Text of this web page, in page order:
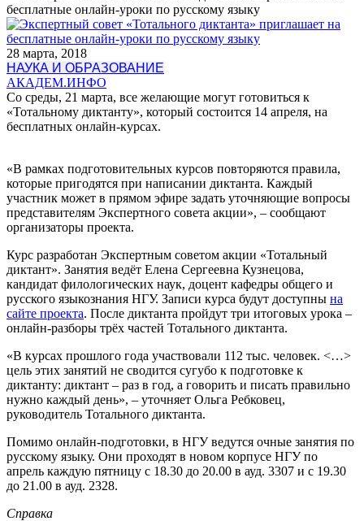
бесплатные онлайн-уроки по русскому языку
28 марта, 2018
НАУКА И ОБРАЗОВАНИЕ
АКАДЕМ.ИНФО
Со среды, 21 марта, все желающие могут готовиться к
«Тотальному диктанту», который состоится 14 апреля, на
бесплатных онлайн-курсах.
«В рамках подготовительных курсов повторяются правила,
которые пригодятся при написании диктанта. Каждый
участник может в прямом эфире задать уточняющие вопросы
представителям Экспертного совета акции», – сообщают
организаторы проекта.
Курс разработан Экспертным советом акции «Тотальный
диктант». Занятия ведёт Елена Сергеевна Кузнецова,
кандидат филологических наук, доцент кафедры общего и
русского языкознания НГУ. Записи курса будут доступны на
сайте проекта. После диктанта пройдут три итоговых урока –
онлайн-разборы трёх частей Тотального диктанта.
«В курсах прошлого года участвовали 112 тыс. человек. <…>
цель этих занятий не сводится сугубо к подготовке к
диктанту: диктант – раз в год, а говорить и писать правильно
нужно каждый день», – уточняет Ольга Ребковец,
руководитель Тотального диктанта.
Помимо онлайн-подготовки, в НГУ ведутся очные занятия по
русскому языку. Они проходят в новом корпусе НГУ по
апрель каждую пятницу с 18.30 до 20.00 в ауд. 3307 и с 19.30
до 21.00 в ауд. 2328.
Справка